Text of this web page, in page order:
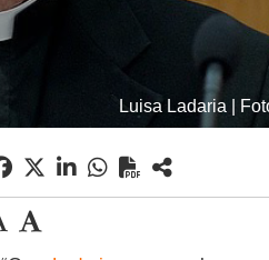
Luisa Ladaria |